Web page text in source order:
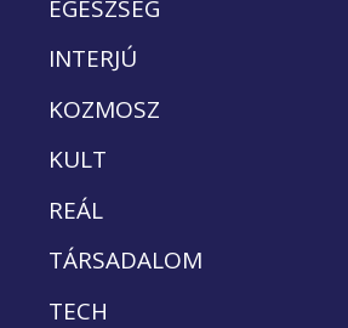
EGÉSZSÉG
INTERJÚ
KOZMOSZ
KULT
REÁL
TÁRSADALOM
TECH